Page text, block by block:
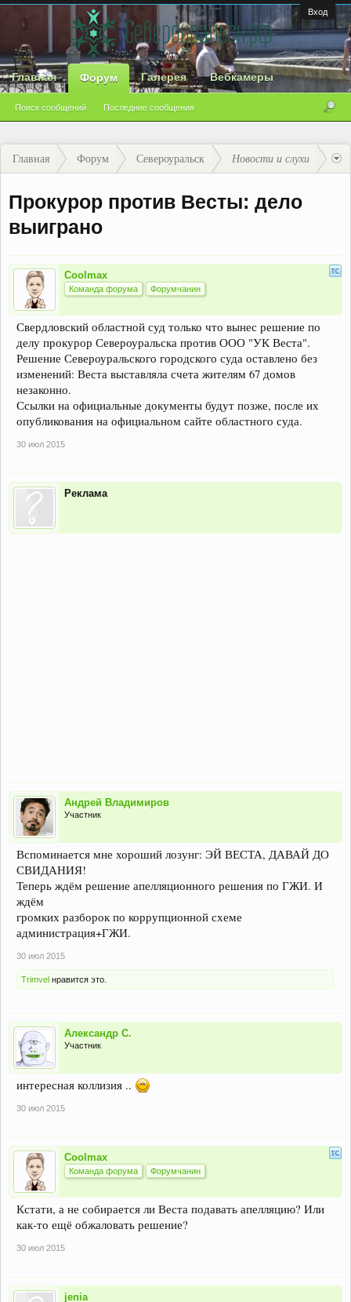
Вход
Главная Форум
Поиск сообщений Последние сообщения
Галерея Вебкамеры
Главная Форум Североуральск Новости и слухи
Прокурор против Весты: дело
выиграно
Coolmax
Команда форума Форумчанин
Свердловский областной суд только что вынес решение по
делу прокурор Североуральска против ООО "УК Веста".
Решение Североуральского городского суда оставлено без
изменений: Веста выставляла счета жителям 67 домов
незаконно.
Ссылки на официальные документы будут позже, после их
опубликования на официальном сайте областного суда.
30 июл 2015
Реклама
Андрей Владимиров
Участник
Вспоминается мне хороший лозунг: ЭЙ ВЕСТА, ДАВАЙ ДО
СВИДАНИЯ!
Теперь ждём решение апелляционного решения по ГЖИ. И
ждём
громких разборок по коррупционной схеме
администрация+ГЖИ.
30 июл 2015
Trimvel нравится это.
Александр С.
Участник
интересная коллизия ..
30 июл 2015
Coolmax
Команда форума Форумчанин
Кстати, а не собирается ли Веста подавать апелляцию? Или
как-то ещё обжаловать решение?
30 июл 2015
jenia